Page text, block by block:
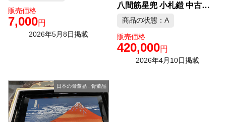
販売価格
7,000円
2026年5月8日掲載
八間筋星兜 小札鎧 中古品販売
商品の状態：A
販売価格
420,000円
2026年4月10日掲載
日本の骨董品, 骨董品